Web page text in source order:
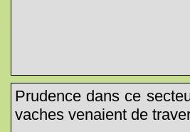
Prudence dans ce
vaches venaient de